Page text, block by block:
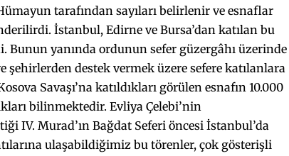
tarafından sayıları belirlenir ve esnaflar
İstanbul, Edirne ve Bursa’dan katılan bu
Bunun yanında ordu­nun sefer güzergâhı üzerinde
şehirlerden destek vermek üzere sefere katılanlara
Savaşı’na katıldıkları görülen esnafın 10.000
bilin­mektedir. Evliya Çelebi’nin
IV. Murad’ın Bağdat Seferi öncesi İstanbul’da
ulaşabildiğimiz bu törenler, çok gösterişli